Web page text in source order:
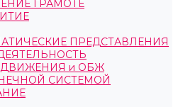
ГРАМОТЕ
ПРЕДСТАВЛЕНИЯ
и ОБЖ
СИСТЕМОЙ